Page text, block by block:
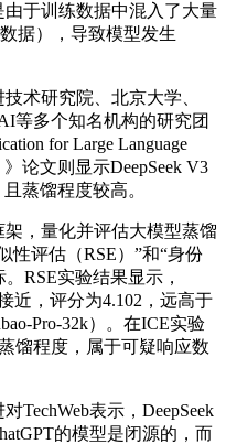
于训练数据中混入了大量
据），导致模型发生
研究院、北京大学、
等多个知名机构的研究团
for Large Language
论文则显示DeepSeek V3
蒸馏程度较高。
，量化并评估大模型蒸馏
性评估（RSE）”和“身份
RSE实验结果显示，
近，评分为4.102，远高于
Pro-32k）。在ICE实验
馏程度，属于可疑响应数
表示，DeepSeek
的模型是闭源的，而